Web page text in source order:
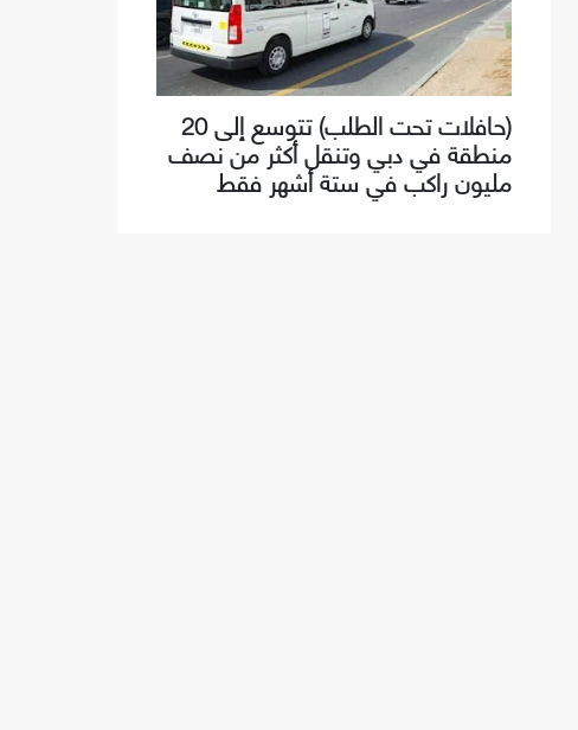
(حافلات تحت الطلب) تتوسع إلى 20
منطقة في دبي وتنقل أكثر من نصف
مليون راكب في ستة أشهر فقط